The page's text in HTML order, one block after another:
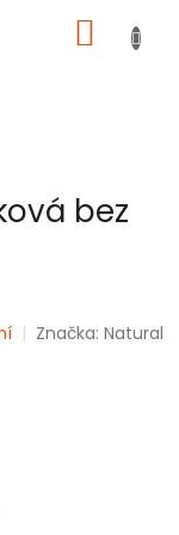
KOŠÍK
bez
Značka: Natural